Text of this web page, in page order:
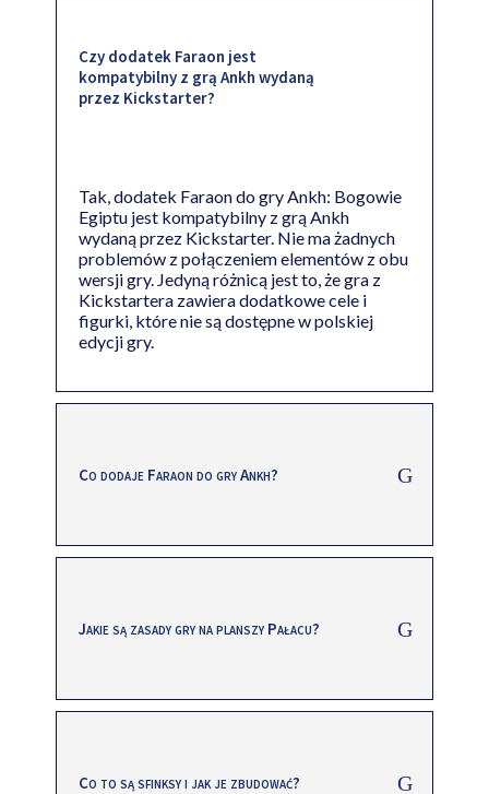
Czy dodatek Faraon jest
kompatybilny z grą Ankh wydaną
przez Kickstarter?
Tak, dodatek Faraon do gry Ankh: Bogowie
Egiptu jest kompatybilny z grą Ankh
wydaną przez Kickstarter. Nie ma żadnych
problemów z połączeniem elementów z obu
wersji gry. Jedyną różnicą jest to, że gra z
Kickstartera zawiera dodatkowe cele i
figurki, które nie są dostępne w polskiej
edycji gry.
Co dodaje Faraon do gry Ankh?
Jakie są zasady gry na planszy Pałacu?
Co to są sfinksy i jak je zbudować?